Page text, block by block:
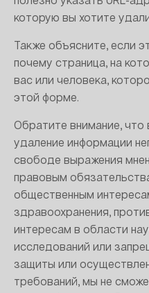
которую вы хотите
Также объясните, если
почему страница, на
вас или человека,
этой форме.
Обратите внимание, что
удаление информации
свободе выражения
правовым
общественным
здравоохранения,
интересам в области
исследований или
защиты или
требований, мы не